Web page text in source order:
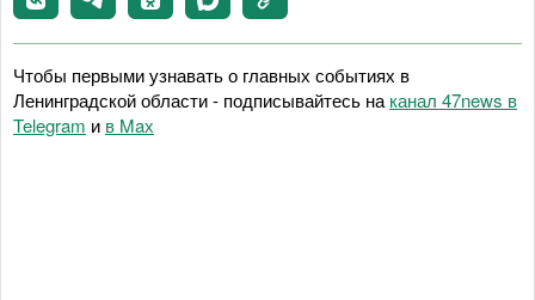
Чтобы первыми узнавать о главных событиях в
Ленинградской области - подписывайтесь на канал 47news в
Telegram и в Maх